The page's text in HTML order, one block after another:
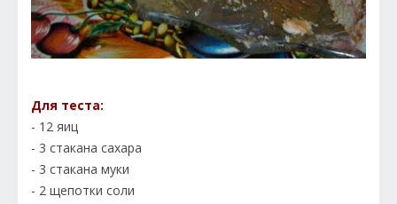
Для теста:
- 12 яиц
- 3 стакана сахара
- 3 стакана муки
- 2 щепотки соли